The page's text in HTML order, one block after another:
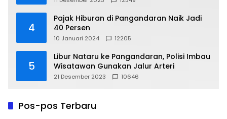
4
Pajak Hiburan di Pangandaran Naik Jadi
40 Persen
10 Januari 2024 12205
5
Libur Nataru ke Pangandaran, Polisi Imbau
Wisatawan Gunakan Jalur Arteri
21 Desember 2023 10646
Pos-pos Terbaru